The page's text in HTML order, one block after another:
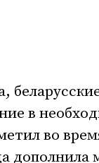
в
во
дополнила